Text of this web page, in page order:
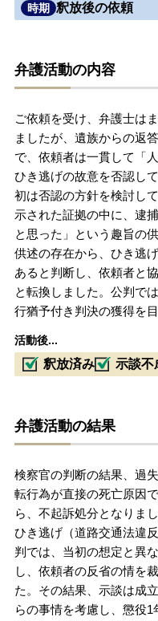
時期 釈放後の依頼
弁護活動の内容
ご依頼を受け、弁護士は
ましたが、遺族からの返
で、依頼者は一貫して「
ひき逃げの故意を否認し
初は否認の方針を検討し
示された証拠の中に、逮
と思った」という趣旨の
供述の存在から、ひき逃
あると判断し、依頼者と
と転換しました。公判で
行猶予付き判決の獲得を目
活動後...
釈放済み 示談不
弁護活動の結果
検察官の判断の結果、過
転行為が直接の死亡原因
ら、不起訴処分となりま
ひき逃げ（道路交通法違
判では、当初の想定と異
し、依頼者の反省の情を
た。その結果、示談は成
らの事情を考慮し、懲役